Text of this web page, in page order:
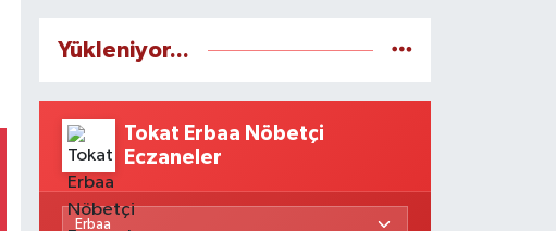
Yükleniyor...
Tokat Erbaa Nöbetçi
Eczaneler